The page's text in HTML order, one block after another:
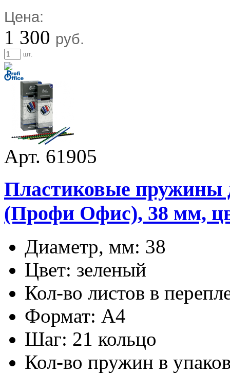
Цена:
1 300 руб.
шт.
Арт. 61905
Пластиковые пружины
(Профи Офис), 38 мм,
Диаметр, мм: 38
Цвет: зеленый
Кол-во листов в
Формат: А4
Шаг: 21 кольцо
Кол-во пружин в